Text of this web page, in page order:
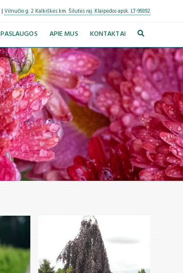
| Vilnučio g. 2 Kalkiškės km. Šilutės raj. Klaipėdos apsk. LT-99392
PASLAUGOS APIE MUS KONTAKTAI